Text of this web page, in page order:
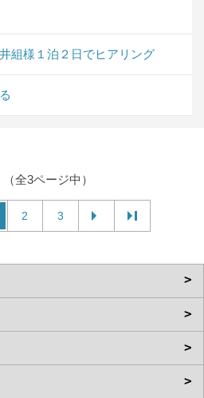
組様１泊２日でヒアリング
全3ページ中）
2 3